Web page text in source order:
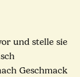
und stelle sie
Geschmack